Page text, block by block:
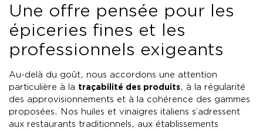
Une offre pensée pour les
épiceries fines et les
professionnels exigeants
Au-delà du goût, nous accordons une attention
particulière à la traçabilité des produits, à la régularité
des approvisionnements et à la cohérence des gammes
proposées. Nos huiles et vinaigres italiens s’adressent
aux restaurants traditionnels, aux établissements